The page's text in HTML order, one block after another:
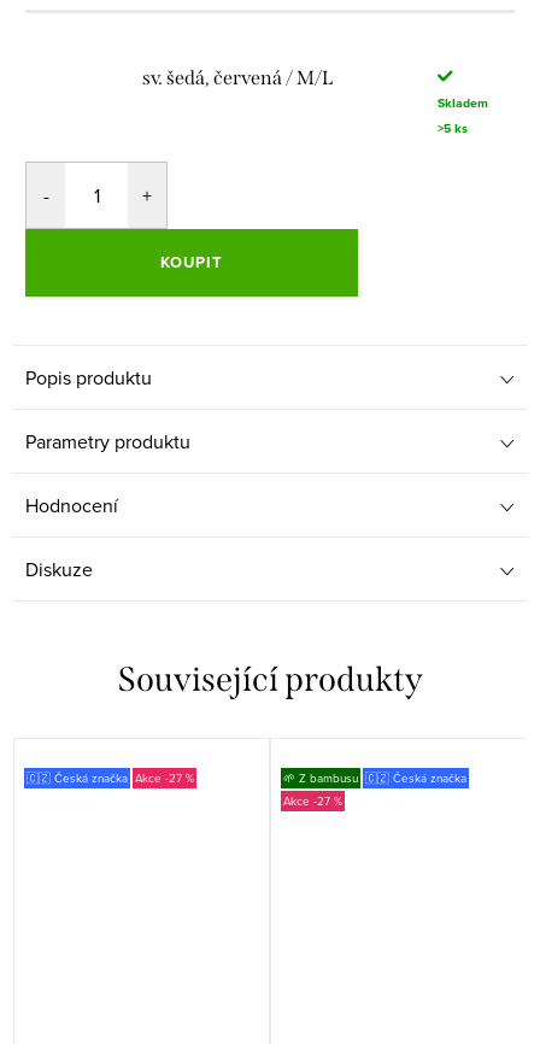
sv. šedá, červená / M/L
Skladem
>5 ks
KOUPIT
Popis produktu
Parametry produktu
Hodnocení
Diskuze
Související produkty
🇨🇿 Česká značka -27 % 🌱 Z bambusu 🇨🇿 Česká značka
-27 %